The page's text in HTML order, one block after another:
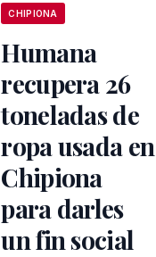
CHIPIONA
Humana
recupera 26
toneladas de
ropa usada en
Chipiona
para darles
un fin social